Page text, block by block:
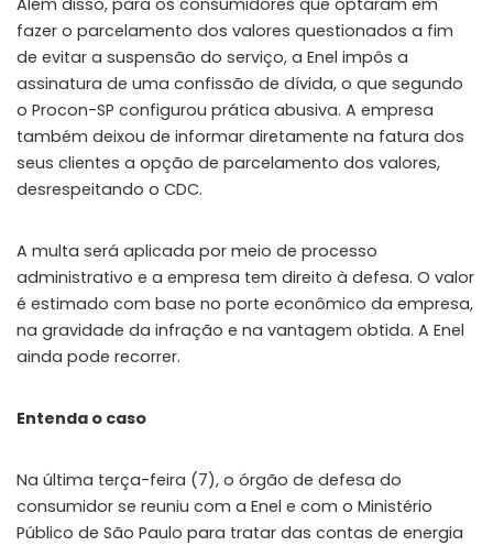
fazer o parcelamento dos valores questionados a fim
de evitar a suspensão do serviço, a Enel impôs a
assinatura de uma confissão de dívida, o que segundo
o Procon-SP configurou prática abusiva. A empresa
também deixou de informar diretamente na fatura dos
seus clientes a opção de parcelamento dos valores,
desrespeitando o CDC.
A multa será aplicada por meio de processo
administrativo e a empresa tem direito à defesa. O valor
é estimado com base no porte econômico da empresa,
na gravidade da infração e na vantagem obtida. A Enel
ainda pode recorrer.
Entenda o caso
Na última terça-feira (7), o órgão de defesa do
consumidor se reuniu com a Enel e com o Ministério
Público de São Paulo para tratar das contas de energia